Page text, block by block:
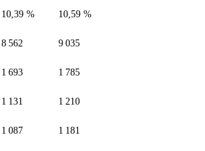
10,39 % 10,59 %
8 562 9 035
1 693 1 785
1 131 1 210
1 087 1 181